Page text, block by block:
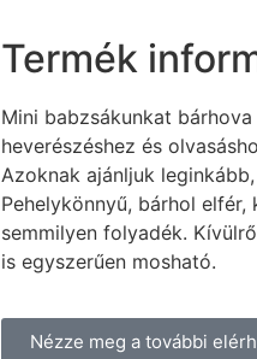
Termék
Mini babzsákunkat
heverészéshez és
Azoknak ajánljuk
Pehelykönnyű, bárhol
semmilyen folyadék.
is egyszerűen mosható.
Nézze meg a további